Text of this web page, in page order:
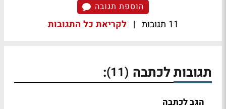
הוספת תגובה
11 תגובות | לקריאת כל התגובות
תגובות לכתבה (11)
:
הגב לכתבה